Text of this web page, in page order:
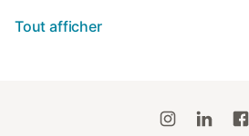
Tout afficher